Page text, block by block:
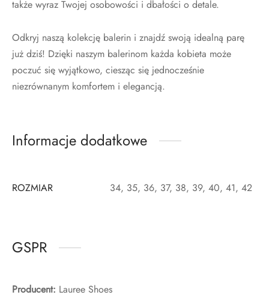
także wyraz Twojej osobowości i dbałości o detale.
Odkryj naszą kolekcję balerin i znajdź swoją idealną parę
już dziś! Dzięki naszym balerinom każda kobieta może
poczuć się wyjątkowo, ciesząc się jednocześnie
niezrównanym komfortem i elegancją.
Informacje dodatkowe
ROZMIAR 34, 35, 36, 37, 38, 39, 40, 41, 42
GSPR
Producent: Lauree Shoes